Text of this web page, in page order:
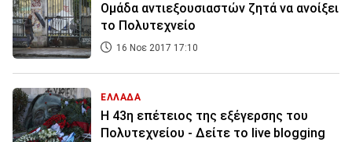
Ομάδα αντιεξουσιαστών ζητά να ανοίξει
το Πολυτεχνείο
16 Νοε 2017 17:10
ΕΛΛΑΔΑ
Η 43η επέτειος της εξέγερσης του
Πολυτεχνείου - Δείτε το live blogging